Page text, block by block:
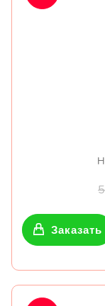
Заказать